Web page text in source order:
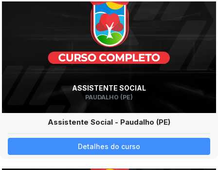
ASSISTENTE SOCIAL
PAUDALHO (PE)
Assistente Social - Paudalho (PE)
Detalhes do curso